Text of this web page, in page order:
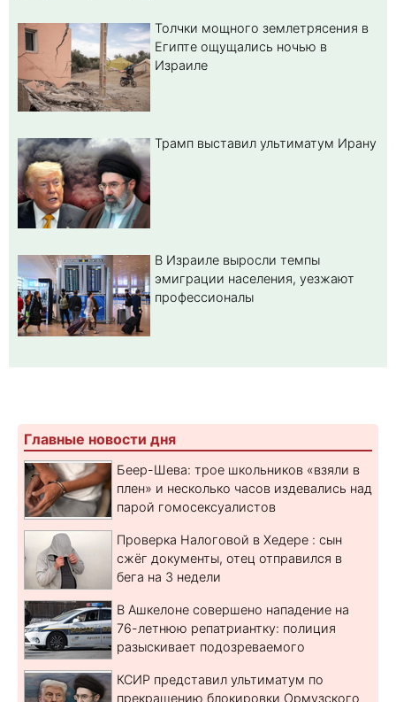
Толчки мощного землетрясения в
Египте ощущались ночью в
Израиле
Трамп выставил ультиматум Ирану
В Израиле выросли темпы
эмиграции населения, уезжают
профессионалы
Главные новости дня
Беер-Шева: трое школьников «взяли в
плен» и несколько часов издевались над
парой гомосексуалистов
Проверка Налоговой в Хедере : сын
сжёг документы, отец отправился в
бега на 3 недели
В Ашкелоне совершено нападение на
76-летнюю репатриантку: полиция
разыскивает подозреваемого
КСИР представил ультиматум по
прекращению блокировки Ормузского